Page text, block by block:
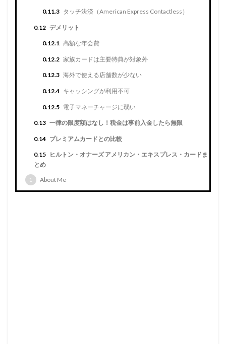
0.11.3 タッチ決済（American Express Contactless）
0.12 デメリット
0.12.1 高額な年会費
0.12.2 家族カードは主要特典が対象外
0.12.3 海外で使える店舗数が少ない
0.12.4 キャッシングが利用不可
0.12.5 電子マネーチャージに弱い
0.13 一律の限度額はなし！税金は事前入金したら無限
0.14 プレミアムカードとの比較
0.15 ヒルトン・オナーズ アメリカン・エキスプレス・カードま
とめ
1
About Me